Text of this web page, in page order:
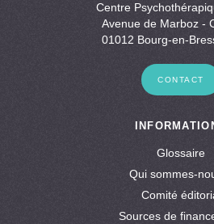
Centre
Avenue de Marboz -
01012 Bourg-en-
CONTACT
Glossaire
Qui sommes-
Comité
Sources de